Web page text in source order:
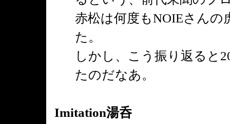
赤松は何度もNOIEさん
た。
しかし、こう振り返ると
たのだなあ。
Imitation湯呑